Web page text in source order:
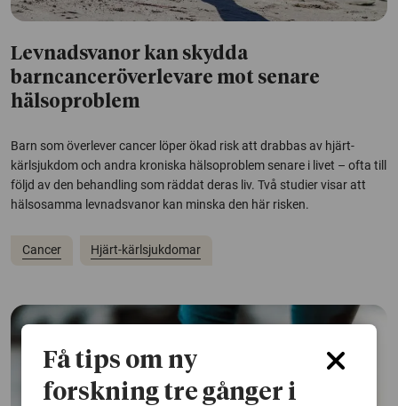
Levnadsvanor kan skydda
barncanceröverlevare mot senare
hälsoproblem
Barn som överlever cancer löper ökad risk att drabbas av hjärt-
kärlsjukdom och andra kroniska hälsoproblem senare i livet – ofta till
följd av den behandling som räddat deras liv. Två studier visar att
hälsosamma levnadsvanor kan minska den här risken.
Cancer Hjärt-kärlsjukdomar
Få tips om ny
forskning tre gånger i